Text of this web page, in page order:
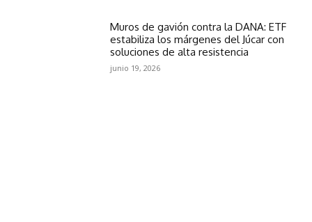
Muros de gavión contra la DANA: ETF
estabiliza los márgenes del Júcar con
soluciones de alta resistencia
junio 19, 2026